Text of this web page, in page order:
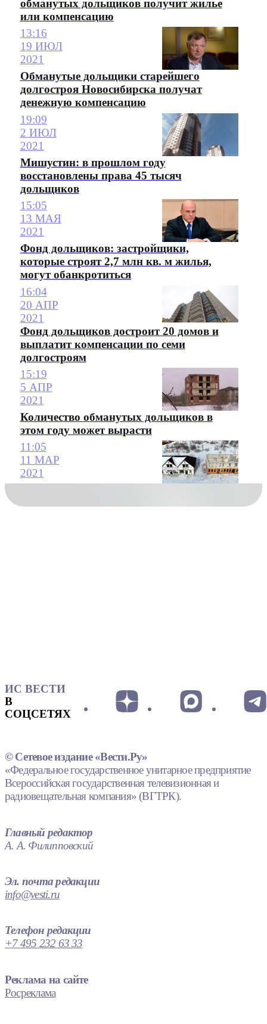
обманутых дольщиков получит жилье
или компенсацию
13:16
19 ИЮЛ
2021
Обманутые дольщики старейшего
долгостроя Новосибирска получат
денежную компенсацию
19:09
2 ИЮЛ
2021
Мишустин: в прошлом году
восстановлены права 45 тысяч
дольщиков
15:05
13 МАЯ
2021
Фонд дольщиков: застройщики,
которые строят 2,7 млн кв. м жилья,
могут обанкротиться
16:04
20 АПР
2021
Фонд дольщиков достроит 20 домов и
выплатит компенсации по семи
долгостроям
15:19
5 АПР
2021
Количество обманутых дольщиков в
этом году может вырасти
11:05
11 МАР
2021
ИС ВЕСТИ
В
СОЦСЕТЯХ
© Сетевое издание «Вести.Ру»
«Федеральное государственное унитарное предприятие
Всероссийская государственная телевизионная и
радиовещательная компания» (ВГТРК).
Главный редактор
А. А. Филипповский
Эл. почта редакции
info@vesti.ru
Телефон редакции
+7 495 232 63 33
Реклама на сайте
Росреклама